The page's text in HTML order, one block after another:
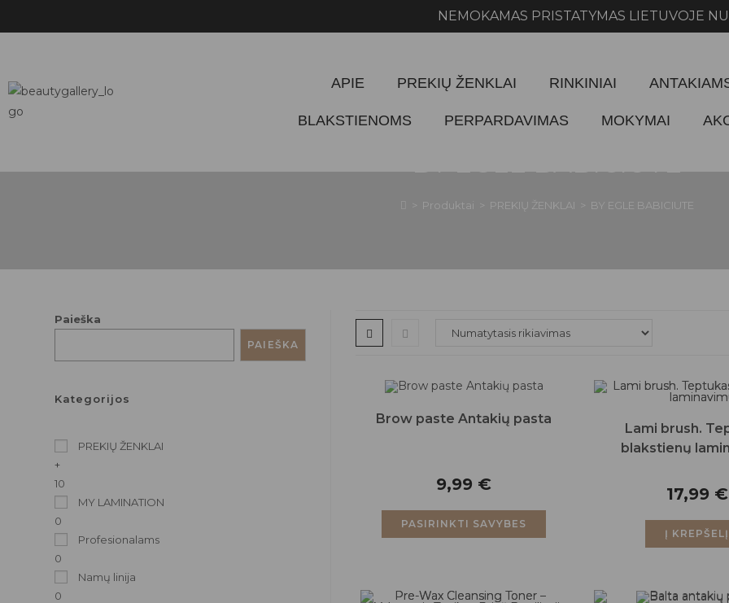
NEMOKAMAS PRISTATYMAS LIETUVOJE NUO
APIE PREKIŲ ŽENKLAI RINKINIAI
BLAKSTIENOMS PERPARDAVIMAS MOKYMAI
BY EGLE BABICIUTE
> Produktai > PREKIŲ ŽENKLAI > BY EGLE BABICIUTE
Paieška
PAIEŠKA
Kategorijos
PREKIŲ ŽENKLAI
+
10
MY LAMINATION
0
Profesionalams
0
Namų linija
0
Brow paste Antakių pasta
9,99 €
PASIRINKTI SAVYBES
Lami brush.
blakstienų
17,99 €
Į KREPŠELĮ